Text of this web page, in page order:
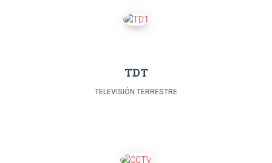
TDT
TELEVISIÓN TERRESTRE